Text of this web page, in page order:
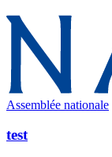
Assemblée nationale
test